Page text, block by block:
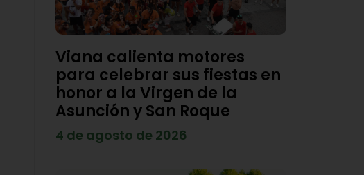
Viana calienta motores
para celebrar sus fiestas en
honor a la Virgen de la
Asunción y San Roque
4 de agosto de 2026